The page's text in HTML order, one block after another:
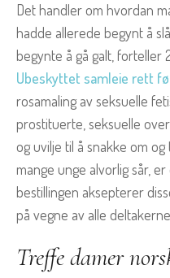
Det handler om hvordan
hadde allerede begynt å
begynte å gå galt, forteller
Ubeskyttet samleie rett
rosamaling av seksuelle
prostituerte, seksuelle
og uvilje til å snakke om
mange unge alvorlig sår,
bestillingen aksepterer
på vegne av alle
Treffe damer